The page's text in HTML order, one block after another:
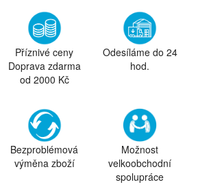
Příznivé ceny
Doprava zdarma
od 2000 Kč
Odesíláme do 24
hod.
Bezproblémová
výměna zboží
Možnost
velkoobchodní
spolupráce